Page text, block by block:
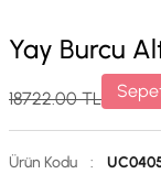
Yay Burcu
18722.00TL
Ürün Kodu :